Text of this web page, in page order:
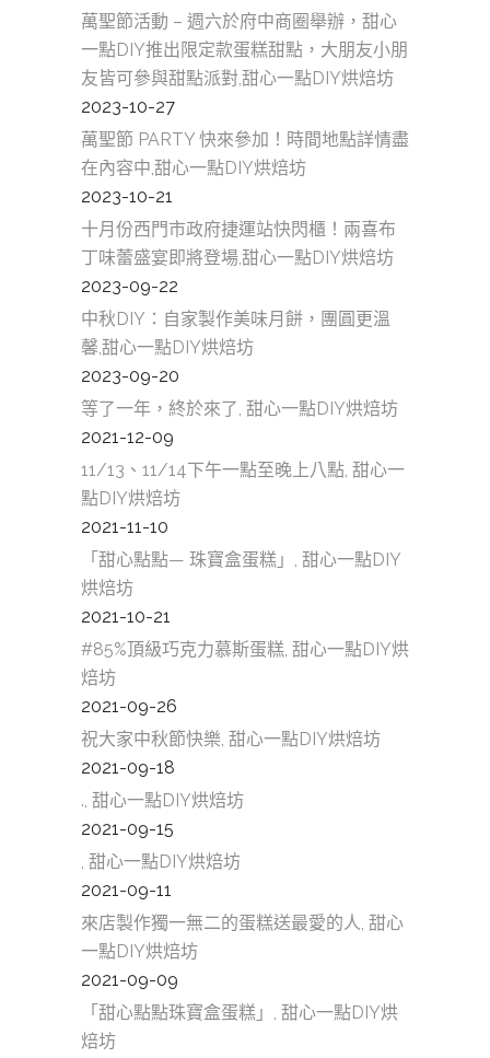
萬聖節活動 – 週六於府中商圈舉辦，甜心
一點DIY推出限定款蛋糕甜點，大朋友小朋
友皆可參與甜點派對,甜心一點DIY烘焙坊
2023-10-27
萬聖節 PARTY 快來參加！時間地點詳情盡
在內容中,甜心一點DIY烘焙坊
2023-10-21
十月份西門市政府捷運站快閃櫃！兩喜布
丁味蕾盛宴即將登場,甜心一點DIY烘焙坊
2023-09-22
中秋DIY：自家製作美味月餅，團圓更溫
馨,甜心一點DIY烘焙坊
2023-09-20
等了一年，終於來了, 甜心一點DIY烘焙坊
2021-12-09
11/13、11/14下午一點至晚上八點, 甜心一
點DIY烘焙坊
2021-11-10
「甜心點點— 珠寶盒蛋糕」, 甜心一點DIY
烘焙坊
2021-10-21
#85%頂級巧克力慕斯蛋糕, 甜心一點DIY烘
焙坊
2021-09-26
祝大家中秋節快樂, 甜心一點DIY烘焙坊
2021-09-18
., 甜心一點DIY烘焙坊
2021-09-15
, 甜心一點DIY烘焙坊
2021-09-11
來店製作獨一無二的蛋糕送最愛的人, 甜心
一點DIY烘焙坊
2021-09-09
「甜心點點珠寶盒蛋糕」, 甜心一點DIY烘
焙坊